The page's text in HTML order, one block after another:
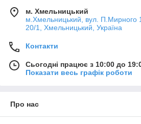
м. Хмельницький
м.Хмельницький, вул. П.Мирного
20/1, Хмельницький, Україна
Контакти
Сьогодні працює з 10:00 до
Показати весь графік роботи
Про нас